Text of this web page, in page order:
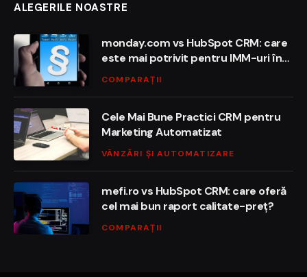
ALEGERILE NOASTRE
monday.com vs HubSpot CRM: care
este mai potrivit pentru IMM-uri în
România?
COMPARAȚII
Cele Mai Bune Practici CRM pentru
Marketing Automatizat
VÂNZĂRI ȘI AUTOMATIZARE
mefi.ro vs HubSpot CRM: care oferă
cel mai bun raport calitate-preț?
COMPARAȚII